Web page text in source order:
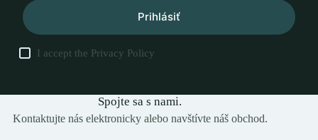
Prihlásiť
I accept the Privacy Policy
Spojte sa s nami.
Kontaktujte nás elektronicky alebo navštívte náš obchod.